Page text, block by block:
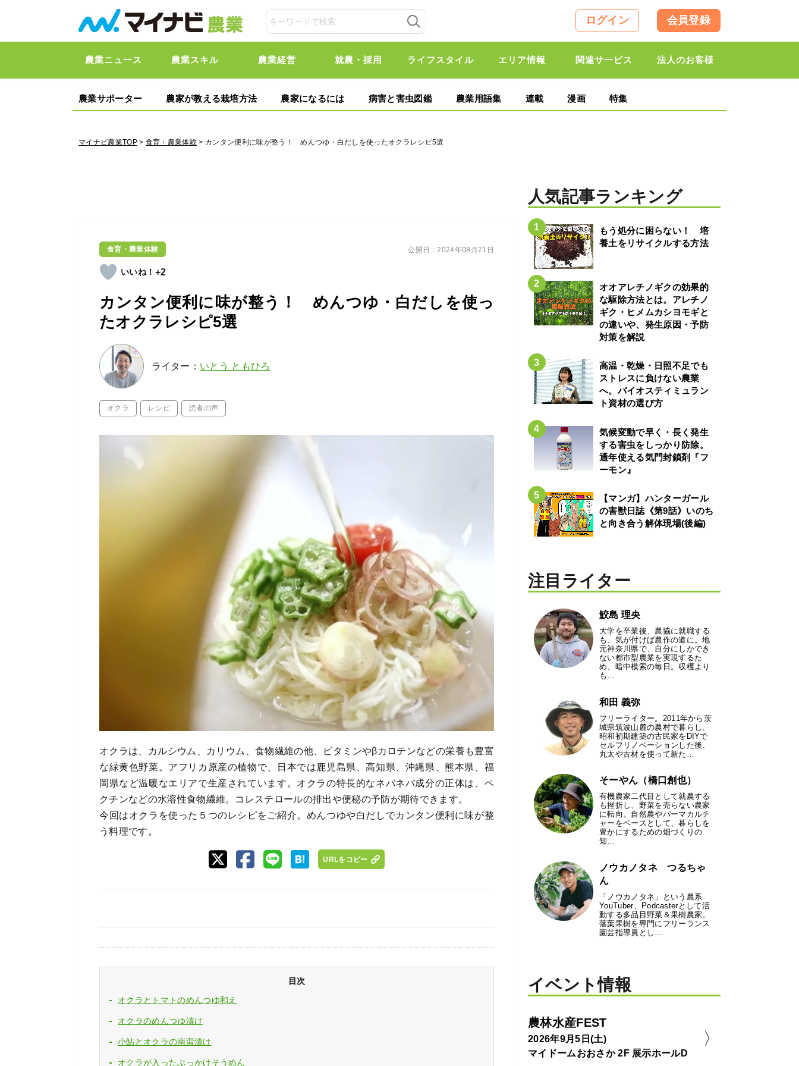
ログイン 会員登録
農業ニュース 農業スキル 農業経営 就農・採用 ライフスタイル エリア情報 関連サービス 法人のお客様
農業サポーター 農家が教える栽培方法 農家になるには 病害と害虫図鑑 農業用語集 連載 漫画 特集
マイナビ農業TOP> 食育・農業体験 > カンタン便利に味が整う！ めんつゆ・白だしを使ったオクラレシピ5選
食育・農業体験
+2
カンタン便利に味が整う！ めんつゆ・白だしを使っ
たオクラレシピ5選
ライター： いとう ともひろ
オクラ レシピ 読者の声
公開日：2024年08月21日
オクラは、カルシウム、カリウム、食物繊維の他、ビタミンやβカロテンなどの栄養も豊富
な緑黄色野菜。アフリカ原産の植物で、日本では鹿児島県、高知県、沖縄県、熊本県、福
岡県など温暖なエリアで生産されています。オクラの特長的なネバネバ成分の正体は、ペ
クチンなどの水溶性食物繊維。コレステロールの排出や便秘の予防が期待できます。
今回はオクラを使った５つのレシピをご紹介。めんつゆや白だしでカンタン便利に味が整
う料理です。
URLをコピー
目次
オクラとトマトのめんつゆ和え
オクラのめんつゆ漬け
小鮎とオクラの南蛮漬け
オクラが入ったぶっかけそうめん
人気記事ランキング
もう処分に困らない！ 培
養土をリサイクルする方法
オオアレチノギクの効果的
な駆除方法とは。アレチノ
ギク・ヒメムカシヨモギと
の違いや、発生原因・予防
対策を解説
高温・乾燥・日照不足でも
ストレスに負けない農業
へ。バイオスティミュラン
ト資材の選び方
気候変動で早く・長く発生
する害虫をしっかり防除。
通年使える気門封鎖剤『フ
ーモン』
【マンガ】ハンターガール
の害獣日誌《第9話》いのち
と向き合う解体現場(後編)
注目ライター
鮫島 理央
大学を卒業後、農協に就職する
も、気が付けば農作の道に。地
元神奈川県で、自分にしかでき
ない都市型農業を実現するた
め、暗中模索の毎日。収穫より
も…
和田 義弥
フリーライター。2011年から茨
城県筑波山麓の農村で暮らし、
昭和初期建築の古民家をDIYで
セルフリノベーションした後、
丸太や古材を使って新た…
そーやん（橋口創也）
有機農家二代目として就農する
も挫折し、野菜を売らない農家
に転向。自然農やパーマカルチ
ャーをベースとして、暮らしを
豊かにするための畑づくりの
知…
ノウカノタネ つるちゃ
ん
「ノウカノタネ」という農系
YouTuber、Podcasterとして活
動する多品目野菜＆果樹農家。
落葉果樹を専門にフリーランス
園芸指導員とし…
イベント情報
農林水産FEST
2026年9月5日(土)
マイドームおおさか 2F 展示ホールD